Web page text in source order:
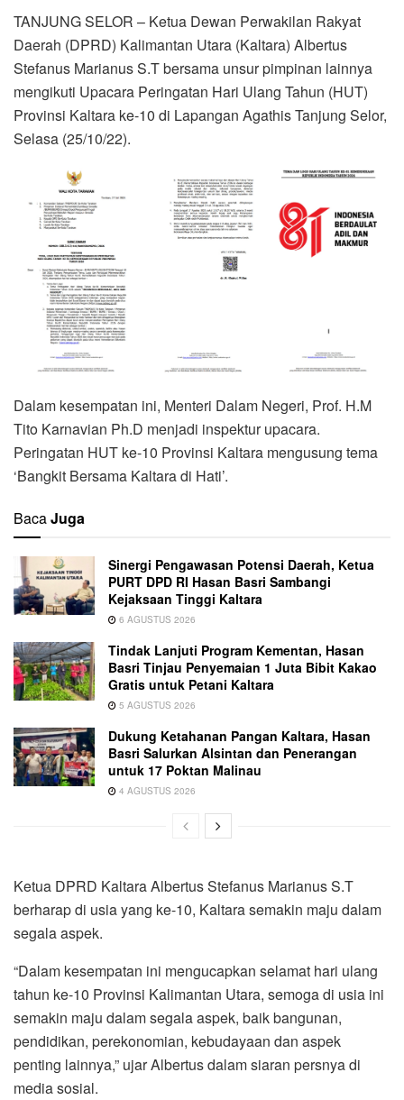
TANJUNG SELOR – Ketua Dewan Perwakilan Rakyat
Daerah (DPRD) Kalimantan Utara (Kaltara) Albertus
Stefanus Marianus S.T bersama unsur pimpinan lainnya
mengikuti Upacara Peringatan Hari Ulang Tahun (HUT)
Provinsi Kaltara ke-10 di Lapangan Agathis Tanjung Selor,
Selasa (25/10/22).
Dalam kesempatan ini, Menteri Dalam Negeri, Prof. H.M
Tito Karnavian Ph.D menjadi inspektur upacara.
Peringatan HUT ke-10 Provinsi Kaltara mengusung tema
‘Bangkit Bersama Kaltara di Hati’.
BacaJuga
Sinergi Pengawasan Potensi Daerah, Ketua
PURT DPD RI Hasan Basri Sambangi
Kejaksaan Tinggi Kaltara
6 AGUSTUS 2026
Tindak Lanjuti Program Kementan, Hasan
Basri Tinjau Penyemaian 1 Juta Bibit Kakao
Gratis untuk Petani Kaltara
5 AGUSTUS 2026
Dukung Ketahanan Pangan Kaltara, Hasan
Basri Salurkan Alsintan dan Penerangan
untuk 17 Poktan Malinau
4 AGUSTUS 2026
Ketua DPRD Kaltara Albertus Stefanus Marianus S.T
berharap di usia yang ke-10, Kaltara semakin maju dalam
segala aspek.
“Dalam kesempatan ini mengucapkan selamat hari ulang
tahun ke-10 Provinsi Kalimantan Utara, semoga di usia ini
semakin maju dalam segala aspek, baik bangunan,
pendidikan, perekonomian, kebudayaan dan aspek
penting lainnya,” ujar Albertus dalam siaran persnya di
media sosial.